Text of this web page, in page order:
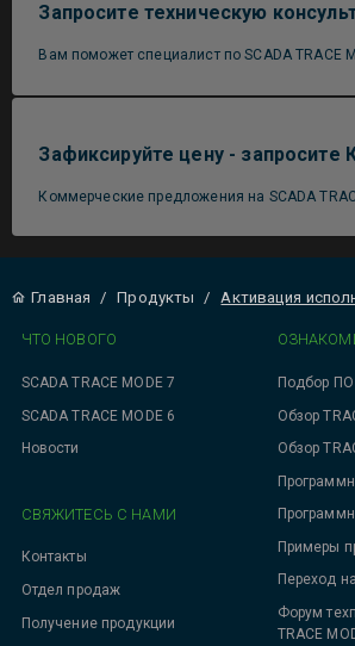
Запросите техническую
Вам поможет специалист по SCADA TRACE
Зафиксируйте цену - запросите
Коммерческие предложения на SCADA
Главная / Продукты / Активация
ЧТО НОВОГО
SCADA TRACE MODE 7
SCADA TRACE MODE 6
Новости
Подбор ПО
Обзор
Обзор
Примеры
Переход
Форум
TRACE
СВЯЖИТЕСЬ С НАМИ
Контакты
Отдел продаж
Получение продукции